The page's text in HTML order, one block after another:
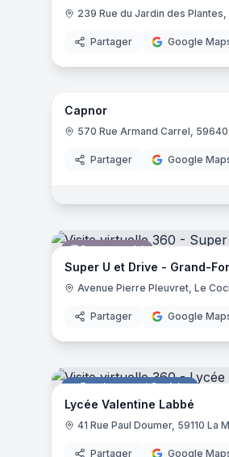
239 Rue du Jardin des
Partager Google
Atelier de réparation
Capnor
570 Rue Armand Carrel,
Partager Google
Supermarché
Super U et Drive - Grand-
Partager Google
Enseignement Scolaire
Lycée Valentine Labbé
41 Rue Paul Doumer, 59110 La
Partager Google